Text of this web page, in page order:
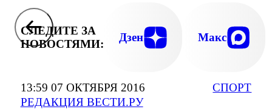
13:59 07 ОКТЯБРЯ 2016
РЕДАКЦИЯ ВЕСТИ.РУ
СПОРТ
СЛЕДИТЕ ЗА
НОВОСТЯМИ:
Дзен Макс